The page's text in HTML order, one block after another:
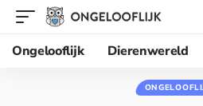
Ongelooflijk
Dierenwereld